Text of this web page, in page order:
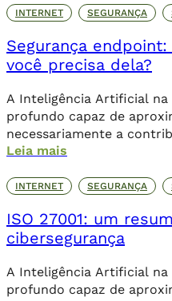
INTERNET SEGURANÇA
Segurança
você precisa dela?
A Inteligência Artificial na
profundo capaz de
necessariamente a
direta.
Leia mais
INTERNET SEGURANÇA
ISO 27001: um
cibersegurança
A Inteligência Artificial na
profundo capaz de